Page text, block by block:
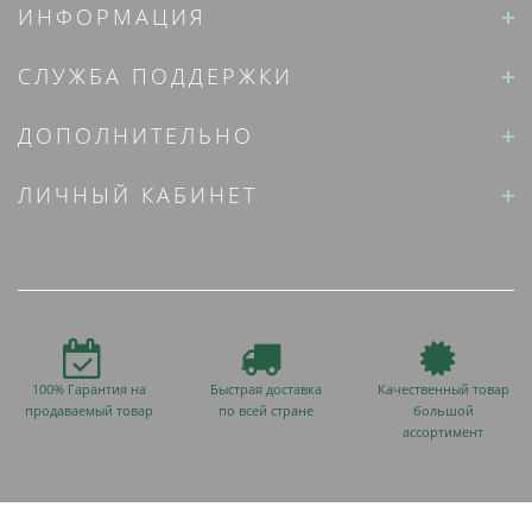
ИНФОРМАЦИЯ
СЛУЖБА ПОДДЕРЖКИ
ДОПОЛНИТЕЛЬНО
ЛИЧНЫЙ КАБИНЕТ
100% Гарантия на
продаваемый товар
Быстрая доставка
по всей стране
Качественный товар
большой
ассортимент